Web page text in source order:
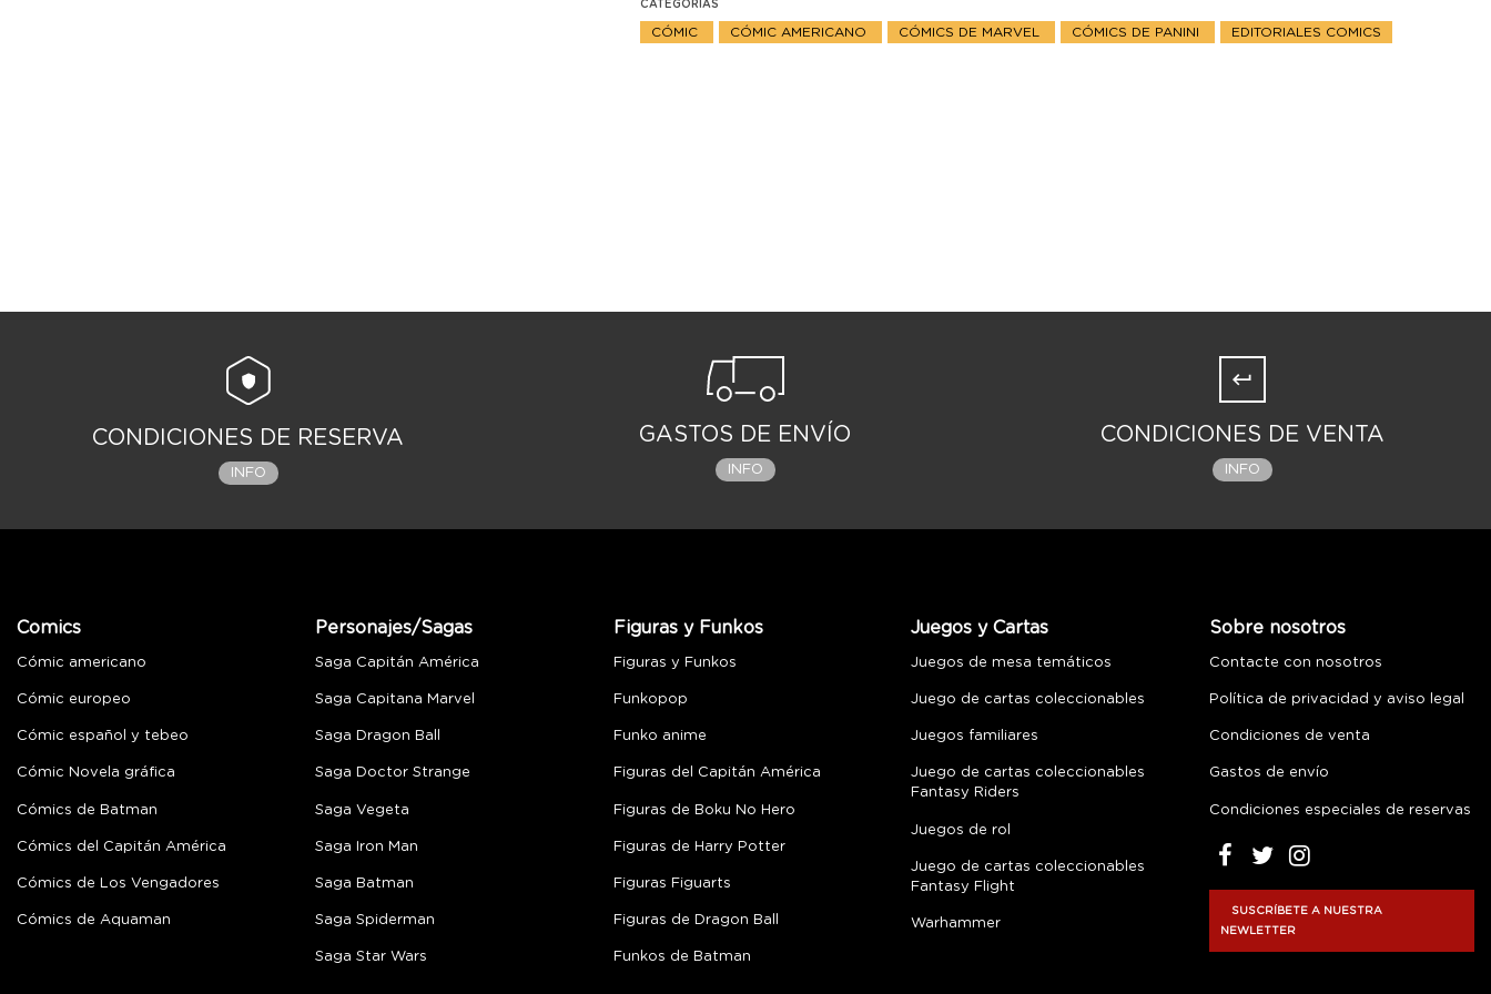
CATEGORIAS
CÓMIC CÓMIC AMERICANO CÓMICS DE MARVEL CÓMICS DE PANINI EDITORIALES COMICS
CONDICIONES DE RESERVA
INFO
GASTOS DE ENVÍO
INFO
CONDICIONES DE VENTA
INFO
Comics
Cómic americano
Cómic europeo
Cómic español y tebeo
Cómic Novela gráfica
Cómics de Batman
Cómics del Capitán América
Cómics de Los Vengadores
Cómics de Aquaman
Personajes/Sagas
Saga Capitán América
Saga Capitana Marvel
Saga Dragon Ball
Saga Doctor Strange
Saga Vegeta
Saga Iron Man
Saga Batman
Saga Spiderman
Saga Star Wars
Figuras y Funkos
Figuras y Funkos
Funkopop
Funko anime
Figuras del Capitán América
Figuras de Boku No Hero
Figuras de Harry Potter
Figuras Figuarts
Figuras de Dragon Ball
Funkos de Batman
Juegos y Cartas
Juegos de mesa temáticos
Juego de cartas coleccionables
Juegos familiares
Juego de cartas coleccionables
Fantasy Riders
Juegos de rol
Juego de cartas coleccionables
Fantasy Flight
Warhammer
Sobre nosotros
Contacte con nosotros
Política de privacidad y aviso legal
Condiciones de venta
Gastos de envío
Condiciones especiales de reservas
SUSCRÍBETE A NUESTRA
NEWLETTER